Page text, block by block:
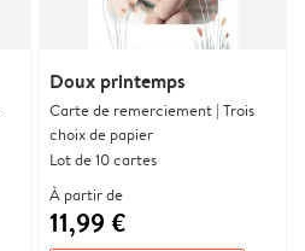
Doux printemps
Carte de remerciement | Trois
choix de papier
Lot de 10 cartes
À partir de
11,99 €